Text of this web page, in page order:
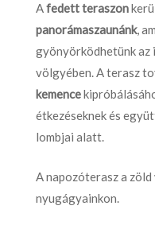
Afedett teraszon
panorámaszaunánk,
gyönyörködhetünk az
völgyében. A terasz
kemence
étkezéseknek és
lombjai alatt.
A napozóterasz a
nyugágyainkon.